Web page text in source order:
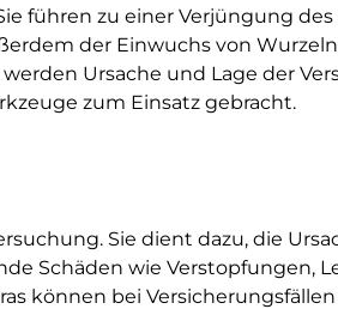
führen zu einer Verjüngung
der Einwuchs von
werden Ursache und Lage der
zum Einsatz gebracht.
Sie dient dazu, die
Schäden wie Verstopfungen,
können bei